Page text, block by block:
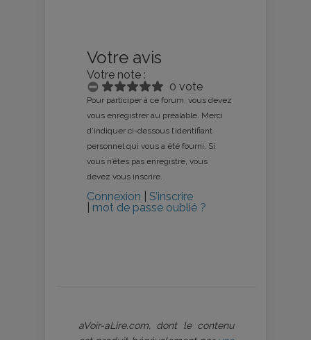
Votre avis
Votre note :
0 vote
Pour participer à ce forum, vous devez
vous enregistrer au préalable. Merci
d’indiquer ci-dessous l’identifiant
personnel qui vous a été fourni. Si
vous n’êtes pas enregistré, vous
devez vous inscrire.
Connexion
S’inscrire
mot de passe oublié ?
aVoir-aLire.com, dont le contenu